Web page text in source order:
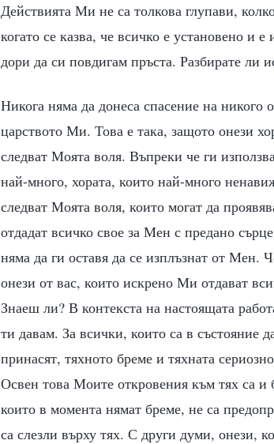
Действията Ми не са толкова глупави,
когато се казва, че всичко е установено и
дори да си повдигам пръста. Разбирате ли
Никога няма да донеса спасение на никого
царството Ми. Това е така, защото онези
следват Моята воля. Въпреки че ги
най-много, хората, които най-много
следват Моята воля, които могат да
отдадат всичко свое за Мен с предано
няма да ги оставя да се изплъзнат от Мен.
онези от вас, които искрено Ми отдават
Знаеш ли? В контекста на настоящата
ти давам. За всички, които са в състояние
принасят, тяхното бреме и тяхната
Освен това Моите откровения към тях са и
които в момента нямат бреме, не са
са слезли върху тях. С други думи, онези,